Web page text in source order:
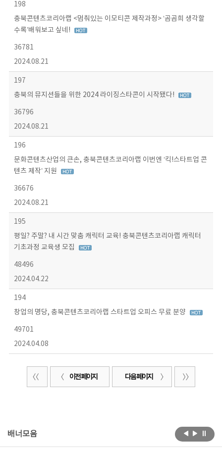
198
충북콘텐츠코리아랩 <멈춰있는 이모티콘 제작과정> ‘곰곰희 생각할
수록’배워보고 싶네!
36781
2024.08.21
197
충북의 뮤지션들을 위한 2024 라이징스타콘이 시작됐다!
36796
2024.08.21
196
문화콘텐츠산업의 큰손, 충북콘텐츠코리아랩 이번엔 ‘킥!스타트업 콘
텐츠 제작’ 지원
36676
2024.08.21
195
평일? 주말? 내 시간 맞춤 캐릭터 교육! 충북콘텐츠코리아랩 캐릭터
기초과정 교육생 모집
48496
2024.04.22
194
창업의 명당, 충북콘텐츠코리아랩 스타트업 오피스 무료 분양
49701
2024.04.08
이전 페이지 다음 페이지
배너모음